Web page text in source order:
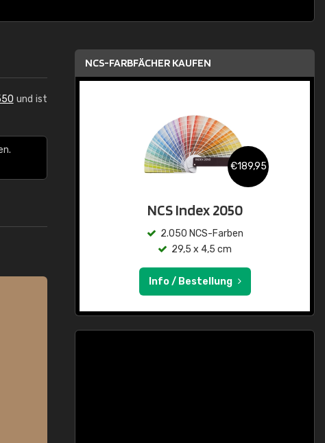
und ist
NCS-FARBFÄCHER KAUFEN
€189,95
NCS Index 2050
2.050 NCS-Farben
29,5 x 4,5 cm
Info / Bestellung